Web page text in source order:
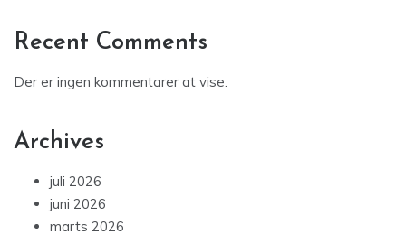
Recent Comments
Der er ingen kommentarer at vise.
Archives
juli 2026
juni 2026
marts 2026